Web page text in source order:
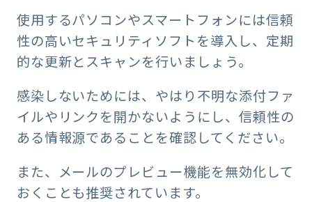
使用するパソコンやスマートフォンには信頼
性の高いセキュリティソフトを導入し、定期
的な更新とスキャンを行いましょう。
感染しないためには、やはり不明な添付ファ
イルやリンクを開かないようにし、信頼性の
ある情報源であることを確認してください。
また、メールのプレビュー機能を無効化して
おくことも推奨されています。